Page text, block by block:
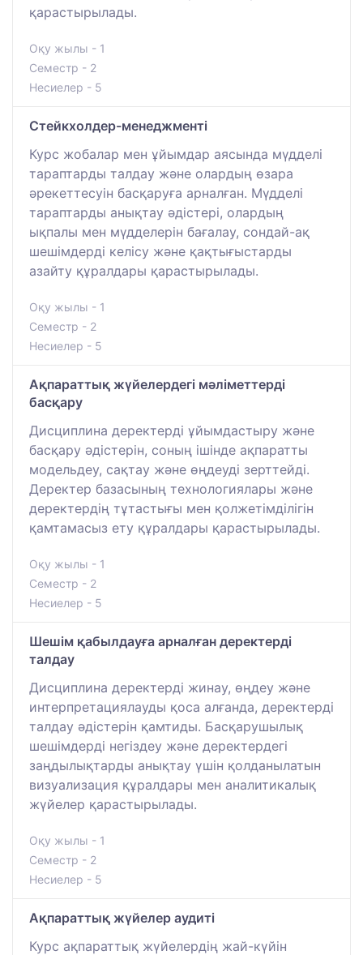
қарастырылады.
Оқу жылы - 1
Семестр - 2
Несиелер - 5
Стейкхолдер-менеджментi
Курс жобалар мен ұйымдар аясында мүдделі
тараптарды талдау және олардың өзара
әрекеттесуін басқаруға арналған. Мүдделі
тараптарды анықтау әдістері, олардың
ықпалы мен мүдделерін бағалау, сондай-ақ
шешімдерді келісу және қақтығыстарды
азайту құралдары қарастырылады.
Оқу жылы - 1
Семестр - 2
Несиелер - 5
Ақпараттық жүйелердегі мәліметтерді
басқару
Дисциплина деректерді ұйымдастыру және
басқару әдістерін, соның ішінде ақпаратты
модельдеу, сақтау және өңдеуді зерттейді.
Деректер базасының технологиялары және
деректердің тұтастығы мен қолжетімділігін
қамтамасыз ету құралдары қарастырылады.
Оқу жылы - 1
Семестр - 2
Несиелер - 5
Шешім қабылдауға арналған деректерді
талдау
Дисциплина деректерді жинау, өңдеу және
интерпретациялауды қоса алғанда, деректерді
талдау әдістерін қамтиды. Басқарушылық
шешімдерді негіздеу және деректердегі
заңдылықтарды анықтау үшін қолданылатын
визуализация құралдары мен аналитикалық
жүйелер қарастырылады.
Оқу жылы - 1
Семестр - 2
Несиелер - 5
Ақпараттық жүйелер аудиті
Курс ақпараттық жүйелердің жай-күйін